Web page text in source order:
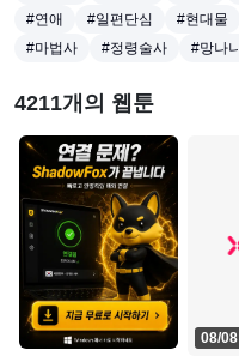
#연애
#일편단심 #현대물
#마법사
#정령술사 #망나니
4211개의 웹툰
08/08